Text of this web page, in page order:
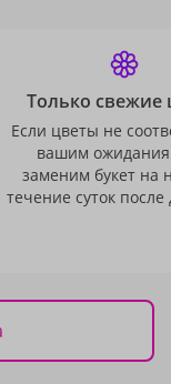
Только свежие
Если цветы не
вашим
заменим букет на
течение суток после